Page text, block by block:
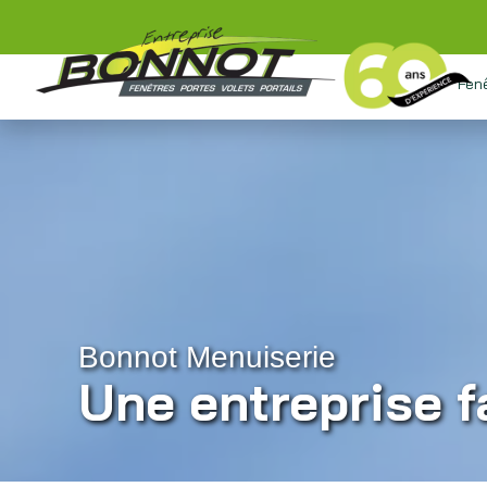
Bonnot Menuiserie
Une entreprise